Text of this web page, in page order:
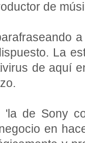
de
La
de aquí
de Sony
en